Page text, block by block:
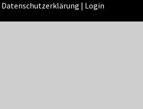
Datenschutzerklärung | Login